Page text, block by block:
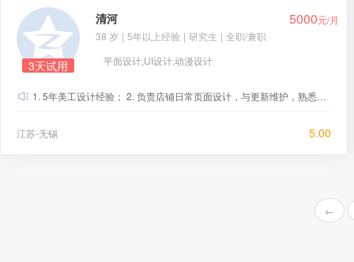
3天试用
清河 5000元/月
38 岁 | 5年以上经验 | 研究生 | 全职/兼职
平面设计,UI设计,动漫设计
1. 5年美工设计经验； 2. 负责店铺日常页面设计，与更新维护，熟悉天猫、淘宝操作后台； 3. 根据运营要求，设计有创意的广告图片； 4. 能独立完成大型活动页面设计； 5. 从事过女鞋、女装、化妆品、宠物行业； 6. 熟练操作PS/AI，能够实现简单代码效果。
江苏-无锡 5.00
←